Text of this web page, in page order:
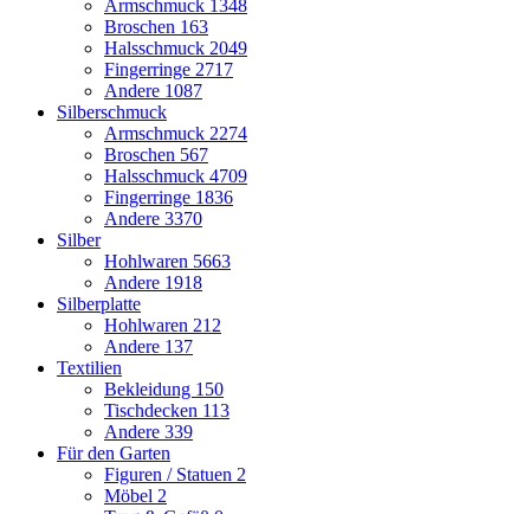
Armschmuck 1348
Broschen 163
Halsschmuck 2049
Fingerringe 2717
Andere 1087
Silberschmuck
Armschmuck 2274
Broschen 567
Halsschmuck 4709
Fingerringe 1836
Andere 3370
Silber
Hohlwaren 5663
Andere 1918
Silberplatte
Hohlwaren 212
Andere 137
Textilien
Bekleidung 150
Tischdecken 113
Andere 339
Für den Garten
Figuren / Statuen 2
Möbel 2